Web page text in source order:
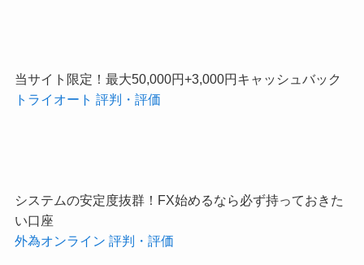
当サイト限定！最大50,000円+3,000円キャッシュバック